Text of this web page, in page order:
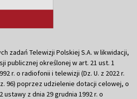
zadań Telewizji Polskiej S.A. w likwidacji,
publicznej określonej w art. 21 ust. 1
r. o radiofonii i telewizji (Dz. U. z 2022 r.
96) poprzez udzielenie dotacji celowej, o
z dnia 29 grudnia 1992 r. o